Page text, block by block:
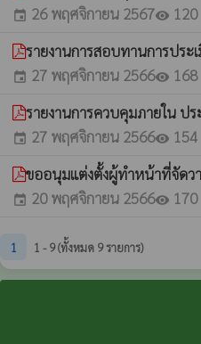
event 26 พฤศจิกายน 2567visibility 120
รายงานการสอบทานการปร
event 27 พฤศจิกายน 2566visibility 168
รายงานการควบคุมภายใน ป
event 27 พฤศจิกายน 2566visibility 154
ขออนุมแต่งตั้งผู้ทำหน้าที่จัดว
event 20 พฤศจิกายน 2566visibility 170
1 1 - 9 (ทั้งหมด 9 รายการ)